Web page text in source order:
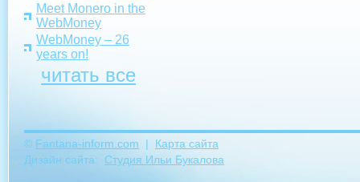
Meet Monero in the
WebMoney
WebMoney – 26
years on!
читать все
© Fantana-inform.com | Карта сайта
Дизайн сайта: Студия Ильи Букалова